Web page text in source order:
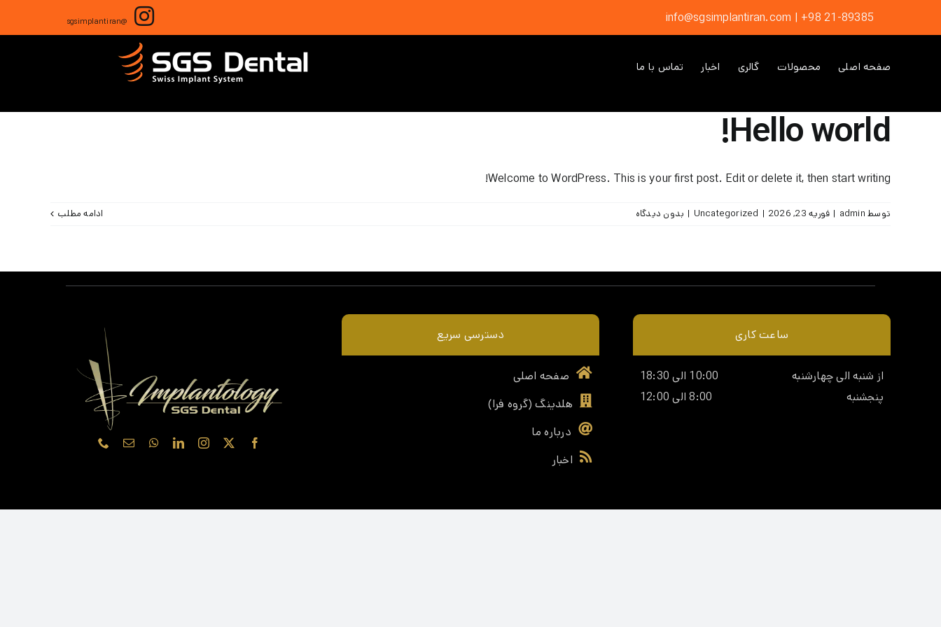
info@sgsimplantiran.com | +98 21-89385
@sgsimplantiran
صفحه اصلی محصولات گالری اخبار تماس با ما
Hello world!
Welcome to WordPress. This is your first post. Edit or delete it, then start writing!
توسط admin
| فوریه 23, 2026 |
Uncategorized
| بدون دیدگاه ادامه مطلب
ساعت کاری
از شنبه الی چهارشنبه
10:00 الی 18:30
پنجشنبه
8:00 الی 12:00
دسترسی سریع
صفحه اصلی
هلدینگ (گروه فرا)
درباره ما
اخبار